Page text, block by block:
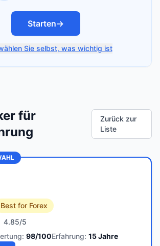
Starten→
Sie selbst, was wichtig ist
für
Zurück zur
Liste
Best for Forex
4.85/5
98/100Erfahrung: 15Jahre